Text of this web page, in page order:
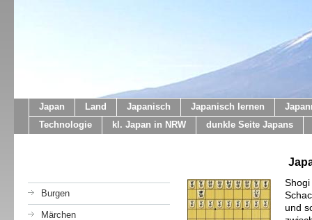
Japan Land Japanisch Japanisch lernen
Technologie
kl. Japan in NRW dunkle Seite Japans
Burgen
Märchen
und